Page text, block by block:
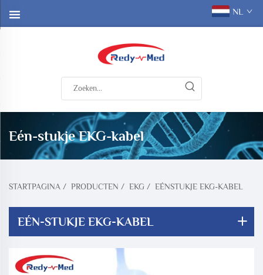
NL
Eén-stukje EKG-kabel
STARTPAGINA / PRODUCTEN / EKG / EÉNSTUKJE EKG-KABEL
EÉN-STUKJE EKG-KABEL